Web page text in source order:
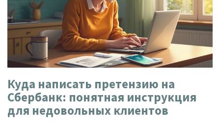
Куда написать претензию на
Сбербанк: понятная инструкция
для недовольных клиентов